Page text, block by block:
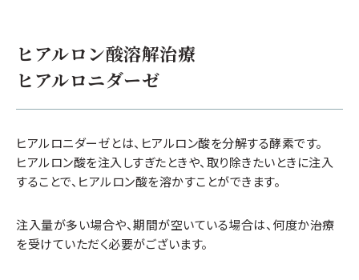
アラガン ジュビダームビスタ ボルベラ
柔らかく柔軟性に富んでいるから滑らかな仕上が
目の下のクマ・シワ・まぶたの窪み・口唇増大など
繊細な顔面のしわやへこみの改善に最適
考えられるリスク・副作用
アレルギー
ヒアルロン酸溶解治療
ヒアルロニダーゼ
ヒアルロニダーゼとは、ヒアルロン酸を分解する酵素です。
ヒアルロン酸を注入しすぎたときや、取り除きたいときに注入
することで、ヒアルロン酸を溶かすことができます。
注入量が多い場合や、期間が空いている場合は、何度か治療
を受けていただく必要がございます。